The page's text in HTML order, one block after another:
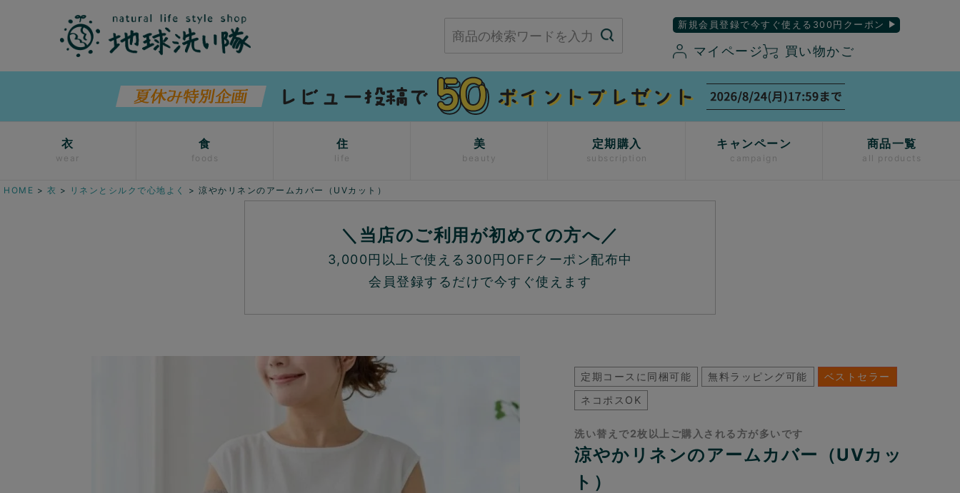
新規会員登録で今すぐ使える300円クーポン
マイページ 買い物かご
衣
wear
食
foods
住
life
美
beauty
定期購入
subscription
キャンペーン
campaign
商品一覧
all products
HOME 衣 リネンとシルクで心地よく 涼やかリネンのアームカバー（UVカット）
＼当店のご利用が初めての方へ／
3,000円以上で使える300円OFFクーポン配布中
会員登録するだけで今すぐ使えます
定期コースに同梱可能 無料ラッピング可能
ベストセラー
ネコポスOK
洗い替えで2枚以上ご購入される方が多いです
涼やかリネンのアームカバー（UVカッ
ト）